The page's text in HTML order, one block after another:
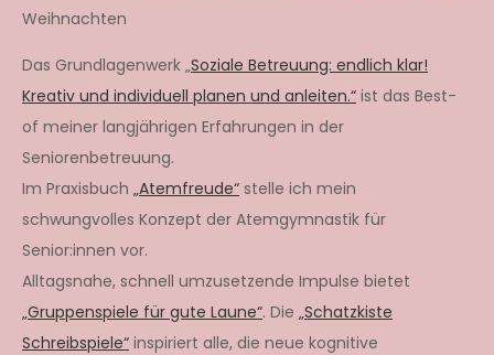
Weihnachten
Das Grundlagenwerk „Soziale Betreuung: endlich klar!
Kreativ und individuell planen und anleiten.“ ist das Best-
of meiner langjährigen Erfahrungen in der
Seniorenbetreuung.
Im Praxisbuch „Atemfreude“ stelle ich mein
schwungvolles Konzept der Atemgymnastik für
Senior:innen vor.
Alltagsnahe, schnell umzusetzende Impulse bietet
„Gruppenspiele für gute Laune“. Die „Schatzkiste
Schreibspiele“ inspiriert alle, die neue kognitive